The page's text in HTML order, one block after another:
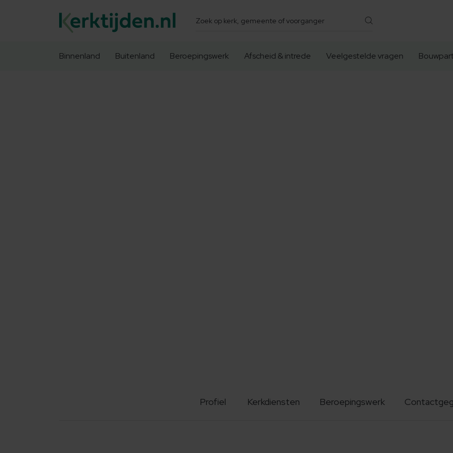
Zoeken
Binnenland Buitenland Beroepingswerk Afscheid & intrede Veelgestelde vragen
Profiel Kerkdiensten Beroepingswerk